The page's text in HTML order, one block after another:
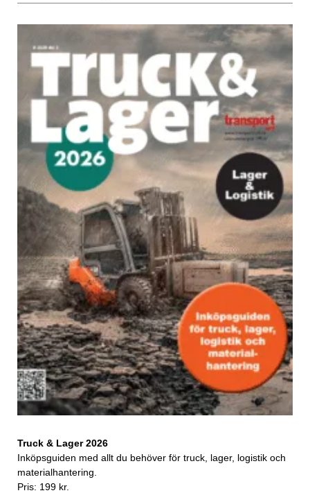
Truck & Lager 2026
Inköpsguiden med allt du behöver för truck, lager, logistik och
materialhantering.
Pris: 199 kr.